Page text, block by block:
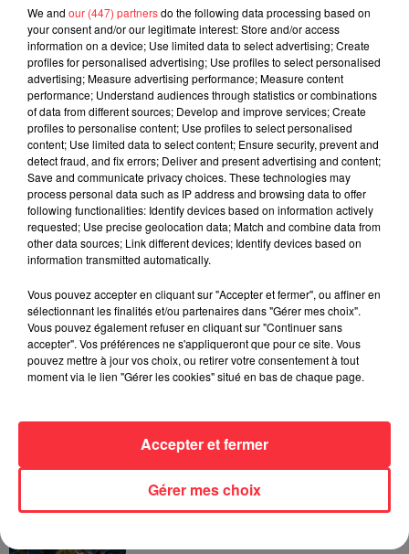
single de leur prochain album.
Fil actus
La version réécrite de « Beautiful Day »
interprétée lors des...
Weezer prépare la sortie de son nouvel
album en dévoilant une...
Queens of the Stone Age lance une ligne
téléphonique pour...
We and our (447) partnersdo the following data processing based on
your consent and/or our legitimate interest: Store and/or access
information on a device; Use limited data to select advertising; Create
profiles for personalised advertising; Use profiles to select personalised
advertising; Measure advertising performance; Measure content
performance; Understand audiences through statistics or combinations
of data from different sources; Develop and improve services; Create
profiles to personalise content; Use profiles to select personalised
content; Use limited data to select content; Ensure security, prevent and
detect fraud, and fix errors; Deliver and present advertising and content;
Save and communicate privacy choices. These technologies may
process personal data such as IP address and browsing data to offer
following functionalities: Identify devices based on information actively
requested; Use precise geolocation data; Match and combine data from
other data sources; Link different devices; Identify devices based on
information transmitted automatically.
Vous pouvez accepter en cliquant sur "Accepter et fermer", ou affiner en
sélectionnant les finalités et/ou partenaires dans "Gérer mes choix".
Vous pouvez également refuser en cliquant sur "Continuer sans
accepter". Vos préférences ne s'appliqueront que pour ce site. Vous
pouvez mettre à jour vos choix, ou retirer votre consentement à tout
moment via le lien "Gérer les cookies" situé en bas de chaque page.
Gérer mes choix
Accepter et fermer